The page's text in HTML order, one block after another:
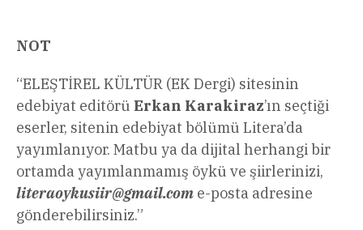
NOT
“ELEŞTİREL KÜLTÜR (EK Dergi) sitesinin
edebiyat editörü Erkan Karakiraz’ın seçtiği
eserler, sitenin edebiyat bölümü Litera’da
yayımlanıyor. Matbu ya da dijital herhangi bir
ortamda yayımlanmamış öykü ve şiirlerinizi,
literaoykusiir@gmail.com e-posta adresine
gönderebilirsiniz.”